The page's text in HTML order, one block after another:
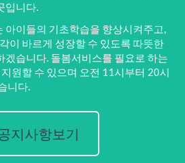
입니다.
아이들의 기초학습을 향상시켜주고,
이 바르게 성장할 수 있도록 따뜻한
겠습니다. 돌봄서비스를 필요로 하는
원할 수 있으며 오전 11시부터 20시
니다.
지사항보기